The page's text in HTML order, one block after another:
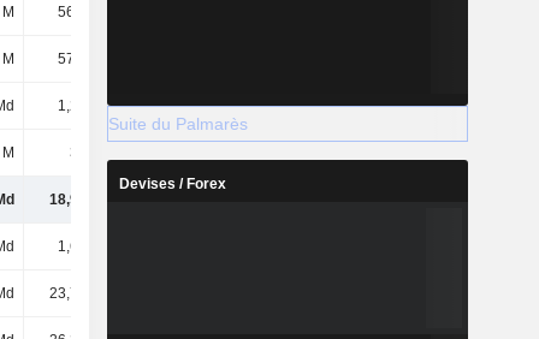
56,34 M
57,34 M
1,23 Md 1,52 Md 2,12 Md
324 M
18,99 Md
1,64 Md
23,74 Md
Suite du Palmarès
Devises / Forex